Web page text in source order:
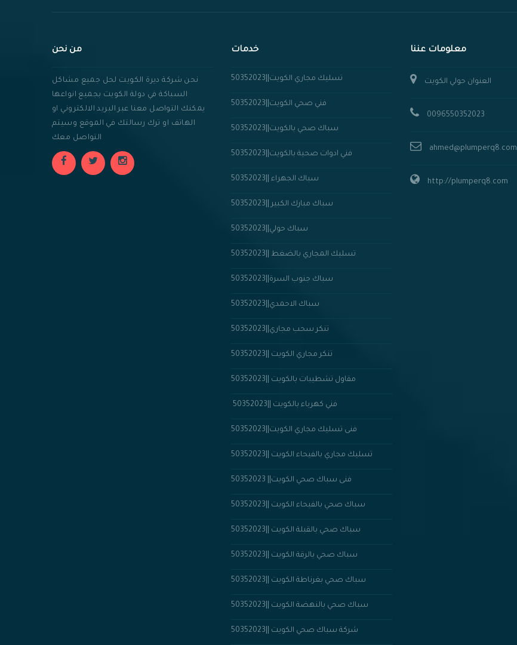
من نحن
نحن شركة ديرة الكويت لحل جميع مشاكل
السباكة في دولة الكويت بجميع انواعها
يمكنك التواصل معنا عبر البريد الالكتروني او
الهاتف او ترك رسالتك في الموقع وسيتم
التواصل معك
خدمات
تسليك مجاري الكويت||50352023
فني صحي الكويت||50352023
سباك صحي بالكويت||50352023
فني ادوات صحية بالكويت||50352023
سباك الجهراء ||50352023
سباك مبارك الكبير ||50352023
سباك حولي||50352023
تسليك المجاري بالضغط ||50352023
سباك جنوب السرة||50352023
سباك الاحمدي||50352023
تنكر سحب مجاري||50352023
تنكر مجاري الكويت ||50352023
مقاول تشطيبات بالكويت ||50352023
فني كهرباء بالكويت ||50352023
فنى تسليك مجاري الكويت||50352023
تسليك مجاري بالفيحاء الكويت ||50352023
50352023 ||فنى سباك صحي الكويت
سباك صحي بالفيحاء الكويت ||50352023
سباك صحي بالقبلة الكويت ||50352023
سباك صحي بالرقة الكويت ||50352023
سباك صحي بغرناطة الكويت ||50352023
سباك صحي بالنهضة الكويت ||50352023
شركة سباك صحي الكويت ||50352023
معلومات عننا
العنوان حولي الكويت
0096550352023
ahmed@plumperq8.com
http://plumperq8.com